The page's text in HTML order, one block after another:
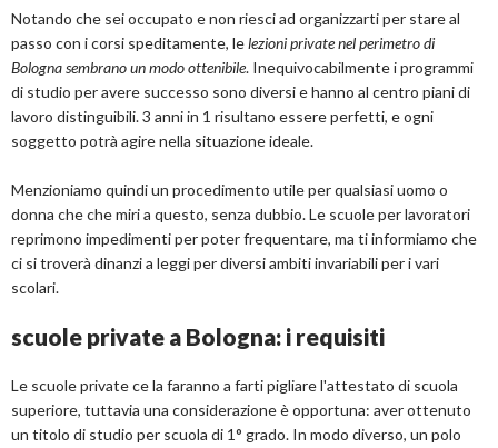
Notando che sei occupato e non riesci ad organizzarti per stare al
passo con i corsi speditamente, lelezioni private nel perimetro di
Bologna sembrano un modo ottenibile. Inequivocabilmente i programmi
di studio per avere successo sono diversi e hanno al centro piani di
lavoro distinguibili. 3 anni in 1 risultano essere perfetti, e ogni
soggetto potrà agire nella situazione ideale.
Menzioniamo quindi un procedimento utile per qualsiasi uomo o
donna che che miri a questo, senza dubbio. Le scuole per lavoratori
reprimono impedimenti per poter frequentare, ma ti informiamo che
ci si troverà dinanzi a leggi per diversi ambiti invariabili per i vari
scolari.
scuole private a Bologna: i requisiti
Le scuole private ce la faranno a farti pigliare l'attestato di scuola
superiore, tuttavia una considerazione è opportuna: aver ottenuto
un titolo di studio per scuola di 1° grado. In modo diverso, un polo